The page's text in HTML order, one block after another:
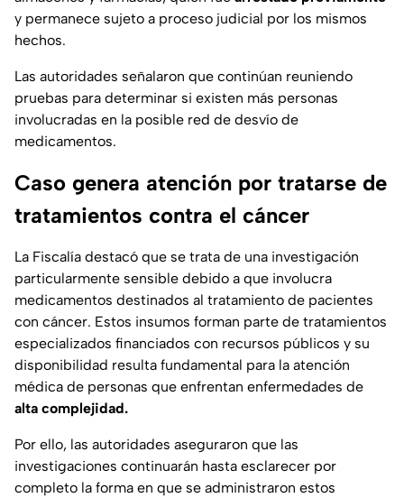
y permanece sujeto a proceso judicial por los mismos
hechos.
Las autoridades señalaron que continúan reuniendo
pruebas para determinar si existen más personas
involucradas en la posible red de desvío de
medicamentos.
Caso genera atención por tratarse de
tratamientos contra el cáncer
La Fiscalía destacó que se trata de una investigación
particularmente sensible debido a que involucra
medicamentos destinados al tratamiento de pacientes
con cáncer. Estos insumos forman parte de tratamientos
especializados financiados con recursos públicos y su
disponibilidad resulta fundamental para la atención
médica de personas que enfrentan enfermedades de
alta complejidad.
Por ello, las autoridades aseguraron que las
investigaciones continuarán hasta esclarecer por
completo la forma en que se administraron estos